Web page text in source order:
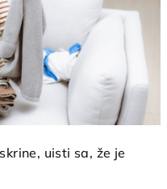
uisti sa, že je